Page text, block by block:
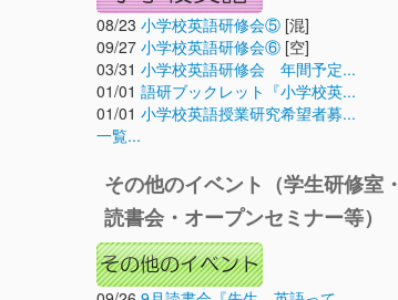
08/23 小学校英語研修会⑤ [混]
09/27 小学校英語研修会⑥ [空]
03/31 小学校英語研修会 年間予定...
01/01 語研ブックレット『小学校英...
01/01 小学校英語授業研究希望者募...
一覧...
その他のイベント（学生研修室・
読書会・オープンセミナー等）